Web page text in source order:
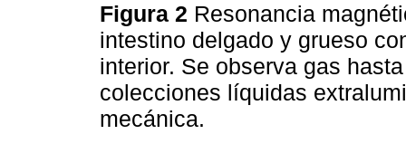
Figura 2 Resonancia
intestino delgado y grueso
interior. Se observa gas
colecciones líquidas
mecánica.